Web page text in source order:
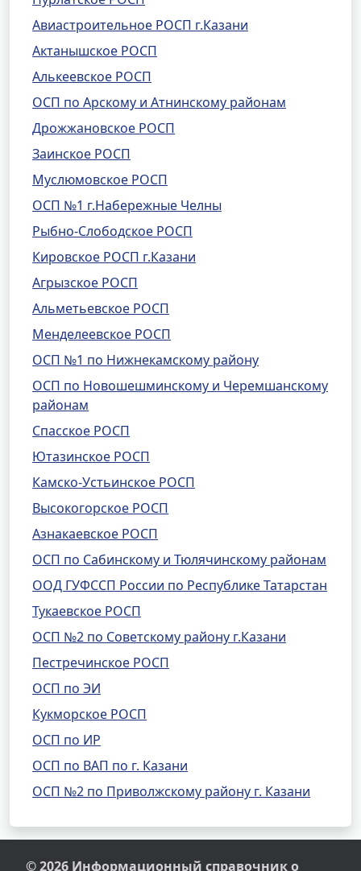
Авиастроительное РОСП г.Казани
Актанышское РОСП
Алькеевское РОСП
ОСП по Арскому и Атнинскому районам
Дрожжановское РОСП
Заинское РОСП
Муслюмовское РОСП
ОСП №1 г.Набережные Челны
Рыбно-Слободское РОСП
Кировское РОСП г.Казани
Агрызское РОСП
Альметьевское РОСП
Менделеевское РОСП
ОСП №1 по Нижнекамскому району
ОСП по Новошешминскому и Черемшанскому
районам
Спасское РОСП
Ютазинское РОСП
Камско-Устьинское РОСП
Высокогорское РОСП
Азнакаевское РОСП
ОСП по Сабинскому и Тюлячинскому районам
ООД ГУФССП России по Республике Татарстан
Тукаевское РОСП
ОСП №2 по Советскому району г.Казани
Пестречинское РОСП
ОСП по ЭИ
Кукморское РОСП
ОСП по ИР
ОСП по ВАП по г. Казани
ОСП №2 по Приволжскому району г. Казани
© 2026 Информационный справочник о